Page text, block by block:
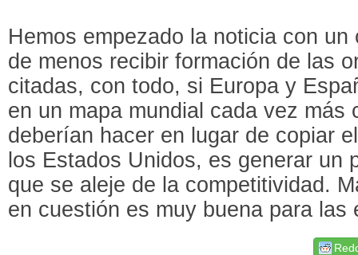
Hemos empezado la noticia con
de menos recibir formación de las
citadas, con todo, si Europa y
en un mapa mundial cada vez más
deberían hacer en lugar de copiar
los Estados Unidos, es generar un
que se aleje de la competitividad.
en cuestión es muy buena para las